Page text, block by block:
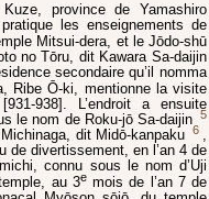
province de Yamashiro
les enseignements de
Mitsui-dera, et le Jōdo-shū
no Tōru, dit Kawara Sa-daijin
secondaire qu’il nomma
Ribe Ō-ki, mentionne la visite
938]. L’endroit a ensuite
le nom de Roku-jō Sa-daijin 5
dit Midō-kanpaku 6 ,
de divertissement, en l’an 4 de
connu sous le nom d’Uji
au 3emois de l’an 7 de